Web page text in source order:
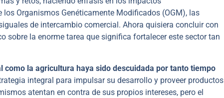
Organismos Genéticamente Modificados (OGM), las
de intercambio comercial. Ahora quisiera concluir con
sobre la enorme tarea que significa fortalecer este sector tan
la agricultura haya sido descuidada por tanto tiempo
integral para impulsar su desarrollo y proveer productos
atentan en contra de sus propios intereses, pero el